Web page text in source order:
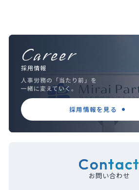
Career
採用情報
人事労務の「当たり前」を
一緒に変えていく。
採用情報を見る
Contact
お問い合わせ